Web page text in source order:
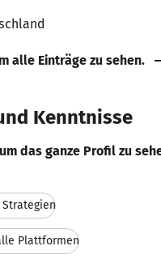
alle Einträge zu sehen.
Kenntnisse
das ganze Profil zu
Plattformen